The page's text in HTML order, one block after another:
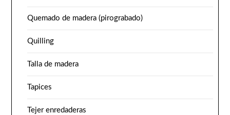
Quemado de madera (pirograbado)
Quilling
Talla de madera
Tapices
Tejer enredaderas